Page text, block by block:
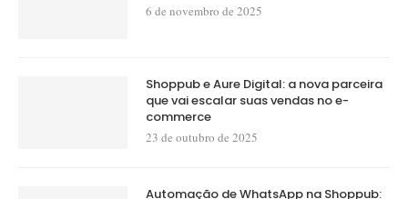
6 de novembro de 2025
Shoppub e Aure Digital: a nova parceira
que vai escalar suas vendas no e-
commerce
23 de outubro de 2025
Automação de WhatsApp na Shoppub: